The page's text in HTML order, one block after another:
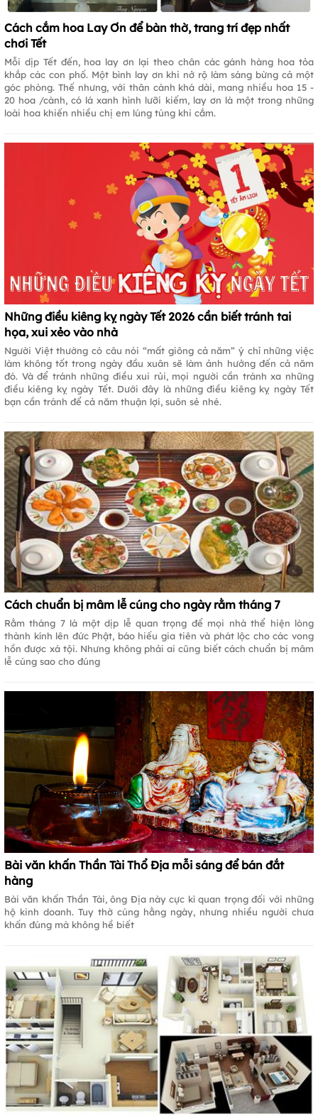
Cách cắm hoa Lay Ơn để bàn thờ, trang trí đẹp nhất
chơi Tết
Mỗi dịp Tết đến, hoa lay ơn lại theo chân các gánh hàng hoa tỏa
khắp các con phố. Một bình lay ơn khi nở rộ làm sáng bừng cả một
góc phòng. Thế nhưng, với thân cành khá dài, mang nhiều hoa 15 -
20 hoa /cành, có lá xanh hình lưỡi kiếm, lay ơn là một trong những
loài hoa khiến nhiều chị em lúng túng khi cắm.
Những điều kiêng kỵ ngày Tết 2026 cần biết tránh tai
họa, xui xẻo vào nhà
Người Việt thường có câu nói “mất giông cả năm” ý chỉ những việc
làm không tốt trong ngày đầu xuân sẽ làm ảnh hưởng đến cả năm
đó. Và để tránh những điều xui rủi, mọi người cần tránh xa những
điều kiêng kỵ ngày Tết. Dưới đây là những điều kiêng kỵ ngày Tết
bạn cần tránh để cả năm thuận lợi, suôn sẻ nhé.
Cách chuẩn bị mâm lễ cúng cho ngày rằm tháng 7
Rằm tháng 7 là một dịp lễ quan trọng để mọi nhà thể hiện lòng
thành kính lên đức Phật, báo hiếu gia tiên và phát lộc cho các vong
hồn được xá tội. Nhưng không phải ai cũng biết cách chuẩn bị mâm
lễ cúng sao cho đúng
Bài văn khấn Thần Tài Thổ Địa mỗi sáng để bán đắt
hàng
Bài văn khấn Thần Tài, ông Địa này cực kì quan trọng đối với những
hộ kinh doanh. Tuy thờ cúng hằng ngày, nhưng nhiều người chưa
khấn đúng mà không hề biết